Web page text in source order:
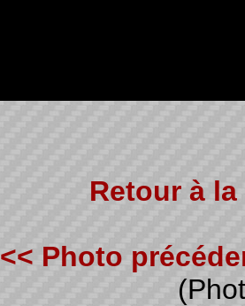
Retour à
<< Photo